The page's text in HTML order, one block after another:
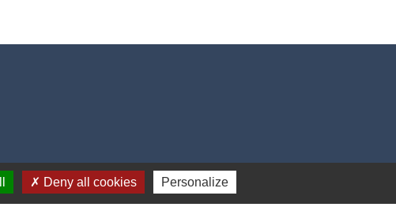
Deny all cookies Personalize